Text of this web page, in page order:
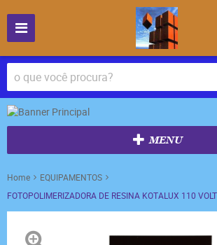
MENU
Home
EQUIPAMENTOS
FOTOPOLIMERIZADORA DE RESINA KOTALUX 110